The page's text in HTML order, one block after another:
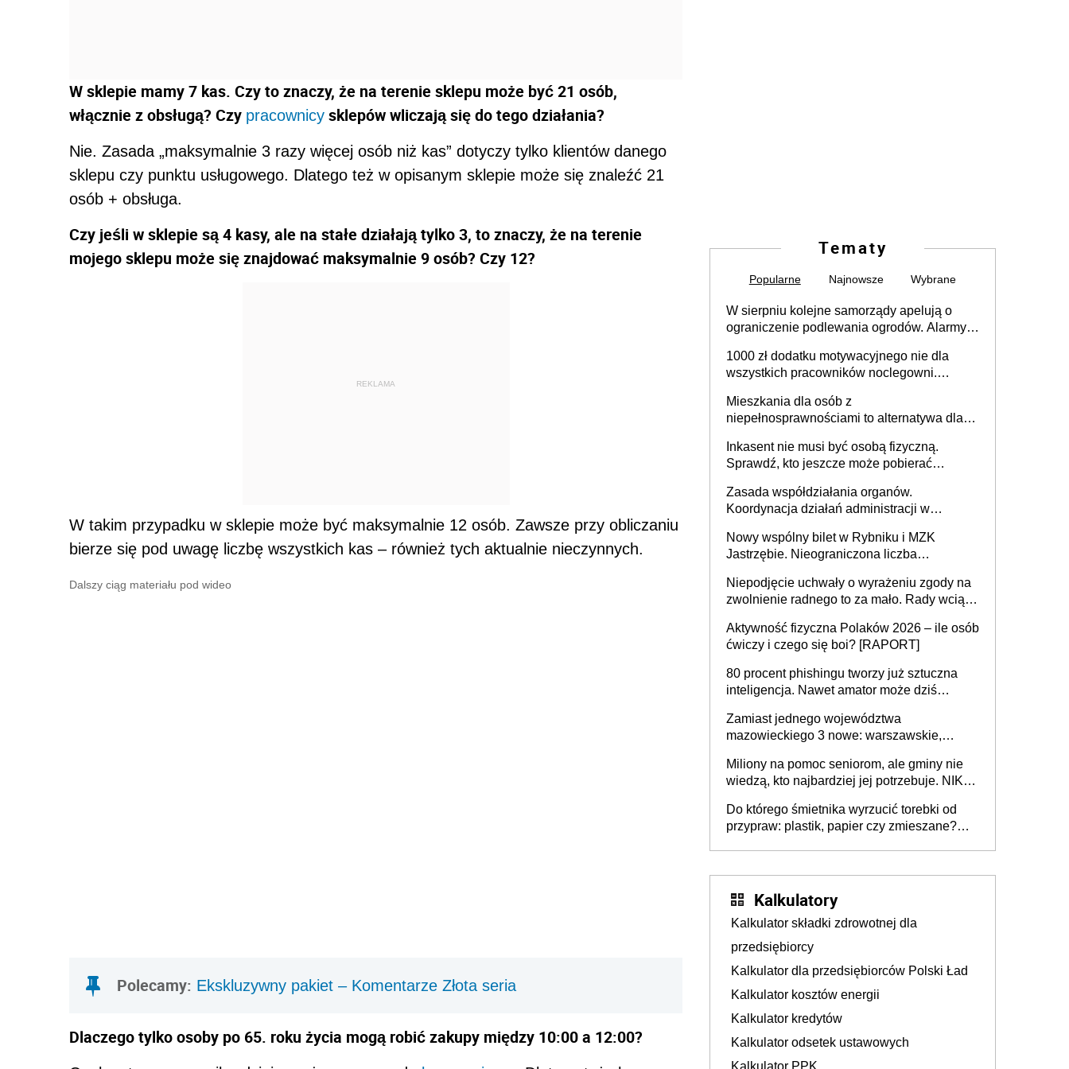
W sklepie mamy 7 kas. Czy to znaczy, że na terenie sklepu może być 21 osób,
włącznie z obsługą? Czy pracownicy sklepów wliczają się do tego działania?
Nie. Zasada „maksymalnie 3 razy więcej osób niż kas” dotyczy tylko klientów danego
sklepu czy punktu usługowego. Dlatego też w opisanym sklepie może się znaleźć 21
osób + obsługa.
Czy jeśli w sklepie są 4 kasy, ale na stałe działają tylko 3, to znaczy, że na terenie
mojego sklepu może się znajdować maksymalnie 9 osób? Czy 12?
REKLAMA
W takim przypadku w sklepie może być maksymalnie 12 osób. Zawsze przy obliczaniu
bierze się pod uwagę liczbę wszystkich kas – również tych aktualnie nieczynnych.
Dalszy ciąg materiału pod wideo
Polecamy: Ekskluzywny pakiet – Komentarze Złota seria
Dlaczego tylko osoby po 65. roku życia mogą robić zakupy między 10:00 a 12:00?
Tematy
Popularne Najnowsze Wybrane
W sierpniu kolejne samorządy apelują o
ograniczenie podlewania ogrodów. Alarmy w
może objąć cały kraj
1000 zł dodatku motywacyjnego nie dla
wszystkich pracowników noclegowni.
Mieszkania dla osób z
niepełnosprawnościami to alternatywa dla
samodzielnie lub z rodziną
Inkasent nie musi być osobą fizyczną.
Sprawdź, kto jeszcze może pobierać
Zasada współdziałania organów.
Koordynacja działań administracji w
Nowy wspólny bilet w Rybniku i MZK
Jastrzębie. Nieograniczona liczba
Niepodjęcie uchwały o wyrażeniu zgody na
zwolnienie radnego to za mało. Rady wciąż
rozstrzygać sprawy
Aktywność fizyczna Polaków 2026 – ile osób
ćwiczy i czego się boi? [RAPORT]
80 procent phishingu tworzy już sztuczna
inteligencja. Nawet amator może dziś
Zamiast jednego województwa
mazowieckiego 3 nowe: warszawskie,
Europie nie ma tak dużych jednostek
stołecznych
Miliony na pomoc seniorom, ale gminy nie
wiedzą, kto najbardziej jej potrzebuje. NIK
Do którego śmietnika wyrzucić torebki od
przypraw: plastik, papier czy zmieszane?
Kalkulatory
Kalkulator składki zdrowotnej dla
przedsiębiorcy
Kalkulator dla przedsiębiorców Polski Ład
Kalkulator kosztów energii
Kalkulator kredytów
Kalkulator odsetek ustawowych
Kalkulator PPK